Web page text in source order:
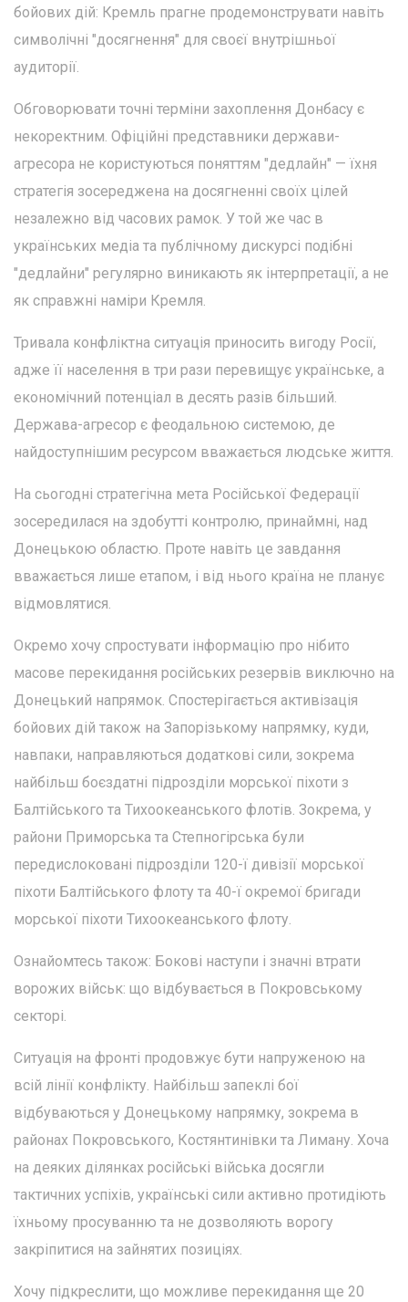
бойових дій: Кремль прагне продемонструвати навіть
символічні "досягнення" для своєї внутрішньої
аудиторії.
Обговорювати точні терміни захоплення Донбасу є
некоректним. Офіційні представники держави-
агресора не користуються поняттям "дедлайн" — їхня
стратегія зосереджена на досягненні своїх цілей
незалежно від часових рамок. У той же час в
українських медіа та публічному дискурсі подібні
"дедлайни" регулярно виникають як інтерпретації, а не
як справжні наміри Кремля.
Тривала конфліктна ситуація приносить вигоду Росії,
адже її населення в три рази перевищує українське, а
економічний потенціал в десять разів більший.
Держава-агресор є феодальною системою, де
найдоступнішим ресурсом вважається людське життя.
На сьогодні стратегічна мета Російської Федерації
зосередилася на здобутті контролю, принаймні, над
Донецькою областю. Проте навіть це завдання
вважається лише етапом, і від нього країна не планує
відмовлятися.
Окремо хочу спростувати інформацію про нібито
масове перекидання російських резервів виключно на
Донецький напрямок. Спостерігається активізація
бойових дій також на Запорізькому напрямку, куди,
навпаки, направляються додаткові сили, зокрема
найбільш боєздатні підрозділи морської піхоти з
Балтійського та Тихоокеанського флотів. Зокрема, у
райони Приморська та Степногірська були
передислоковані підрозділи 120-ї дивізії морської
піхоти Балтійського флоту та 40-ї окремої бригади
морської піхоти Тихоокеанського флоту.
Ознайомтесь також: Бокові наступи і значні втрати
ворожих військ: що відбувається в Покровському
секторі.
Ситуація на фронті продовжує бути напруженою на
всій лінії конфлікту. Найбільш запеклі бої
відбуваються у Донецькому напрямку, зокрема в
районах Покровського, Костянтинівки та Лиману. Хоча
на деяких ділянках російські війська досягли
тактичних успіхів, українські сили активно протидіють
їхньому просуванню та не дозволяють ворогу
закріпитися на зайнятих позиціях.
Хочу підкреслити, що можливе перекидання ще 20